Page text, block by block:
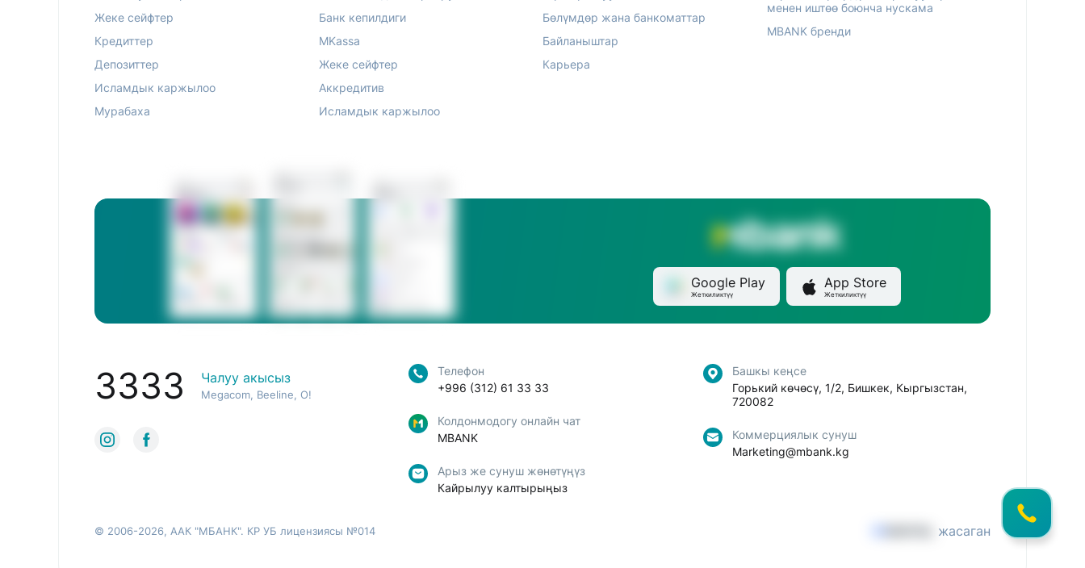
Жеке сейфтер
Кредиттер
Депозиттер
Исламдык каржылоо
Мурабаха
Банк кепилдиги
MKassa
Жеке сейфтер
Аккредитив
Исламдык каржылоо
Бөлүмдөр жана банкоматтар
Байланыштар
Карьера
менен иштөө боюнча нускама
MBANK бренди
Google Play
Жеткиликтүү
App Store
Жеткиликтүү
3333 Чалуу акысыз
Megacom, Beeline, O!
Телефон
+996 (312) 61 33 33
Колдонмодогу онлайн чат
MBANK
Арыз же сунуш жөнөтүңүз
Кайрылуу калтырыңыз
Башкы кеңсе
Горький көчөсү, 1/2, Бишкек, Кыргызстан,
720082
Коммерциялык сунуш
Marketing@mbank.kg
© 2006-2026, ААК "МБАНК". КР УБ лицензиясы №014 жасаган